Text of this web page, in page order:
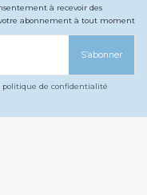
à recevoir des
abonnement à tout moment
S’abonner
politique de confidentialité